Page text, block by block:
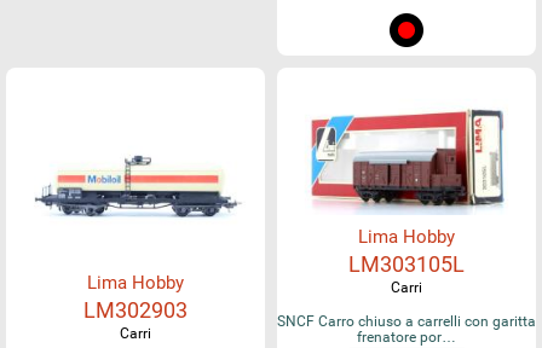
Lima Hobby
LM302903
Carri
Lima Hobby
LM303105L
Carri
SNCF Carro chiuso a carrelli con garitta
frenatore por…